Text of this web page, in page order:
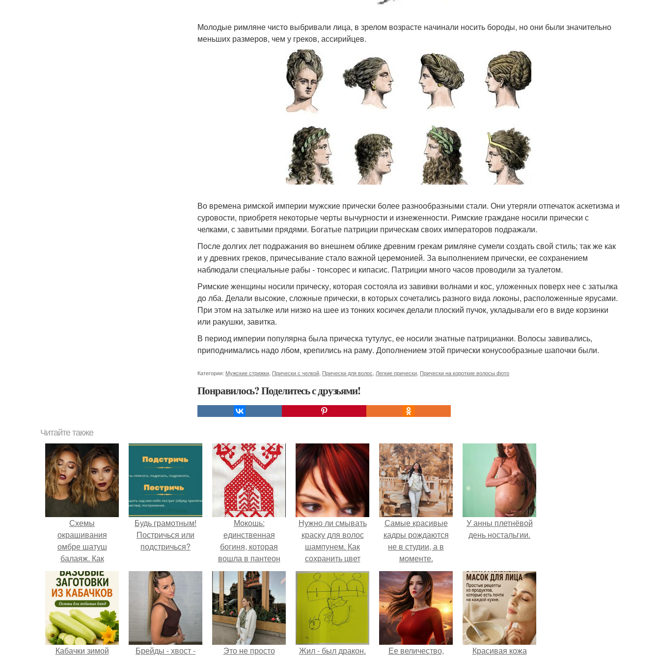
Молодые римляне чисто выбривали лица, в зрелом возрасте начинали носить бороды, но они были значительно
меньших размеров, чем у греков, ассирийцев.
Во времена римской империи мужские прически более разнообразными стали. Они утеряли отпечаток аскетизма и
суровости, приобретя некоторые черты вычурности и изнеженности. Римские граждане носили прически с
челками, с завитыми прядями. Богатые патриции прическам своих императоров подражали.
После долгих лет подражания во внешнем облике древним грекам римляне сумели создать свой стиль; так же как
и у древних греков, причесывание стало важной церемонией. За выполнением прически, ее сохранением
наблюдали специальные рабы - тонсорес и кипасис. Патриции много часов проводили за туалетом.
Римские женщины носили прическу, которая состояла из завивки волнами и кос, уложенных поверх нее с затылка
до лба. Делали высокие, сложные прически, в которых сочетались разного вида локоны, расположенные ярусами.
При этом на затылке или низко на шее из тонких косичек делали плоский пучок, укладывали его в виде корзинки
или ракушки, завитка.
В период империи популярна была прическа тутулус, ее носили знатные патрицианки. Волосы завивались,
приподнимались надо лбом, крепились на раму. Дополнением этой прически конусообразные шапочки были.
Категории: Мужские стрижки Прически с челкой Прически для волос Легкие прически Прически на короткие волосы фото
Понравилось? Поделитесь с друзьями!
Читайте также
Схемы
окрашивания
омбре шатуш
балаяж. Как
выбрать
окрашивание для
себя
Будь грамотным!
Постричься или
подстричься?
Мокошь:
единственная
богиня, которая
вошла в пантеон
князя Владимира.
Нужно ли смывать
краску для волос
шампунем. Как
сохранить цвет
окрашенных волос
надолго – советы
Самые красивые
кадры рождаются
не в студии, а в
моменте.
У анны плетнёвой
день ностальгии.
Кабачки зимой
Брейды - хвост -
Это не просто
Жил - был дракон.
Ее величество,
Красивая кожа